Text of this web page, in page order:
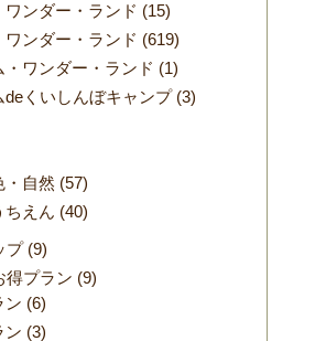
ワンダー・ランド (15)
ワンダー・ランド (619)
・ワンダー・ランド (1)
deくいしんぼキャンプ(3)
・自然 (57)
ちえん (40)
プ(9)
得プラン (9)
ン (6)
ン (3)